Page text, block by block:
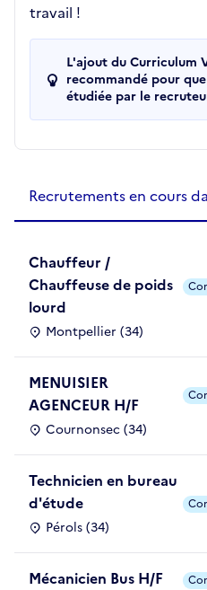
travail !
L'ajout du Curriculum
recommandé pour
étudiée par le
Recrutements en cours
Chauffeur /
Chauffeuse de poids
lourd
Montpellier (34)
MENUISIER
AGENCEUR H/F
Cournonsec (34)
Technicien en bureau
d'étude
Pérols (34)
Mécanicien Bus H/F